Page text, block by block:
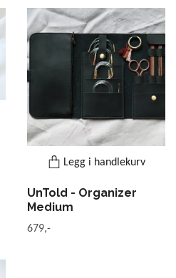
Legg i handlekurv
UnTold - Organizer
Medium
679,-